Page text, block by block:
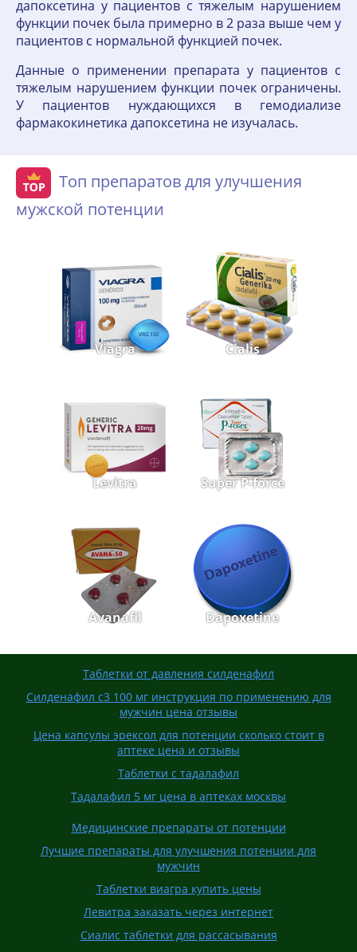
дапоксетина у пациентов с тяжелым нарушением
функции почек была примерно в 2 раза выше чем у
пациентов с нормальной функцией почек.
Данные о применении препарата у пациентов с
тяжелым нарушением функции почек ограничены.
У пациентов нуждающихся в гемодиализе
фармакокинетика дапоксетина не изучалась.
Топ препаратов для улучшения
мужской потенции
Viagra Cialis
Levitra Super P-force
Avanafil Dapoxetine
Таблетки от давления силденафил
Силденафил с3 100 мг инструкция по применению для
мужчин цена отзывы
Цена капсулы эрексол для потенции сколько стоит в
аптеке цена и отзывы
Таблетки с тадалафил
Тадалафил 5 мг цена в аптеках москвы
Медицинские препараты от потенции
Лучшие препараты для улучшения потенции для
мужчин
Таблетки виагра купить цены
Левитра заказать через интернет
Сиалис таблетки для рассасывания